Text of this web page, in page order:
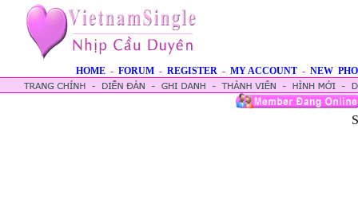
HOME - FORUM - REGISTER - MY ACCOUNT - NEW